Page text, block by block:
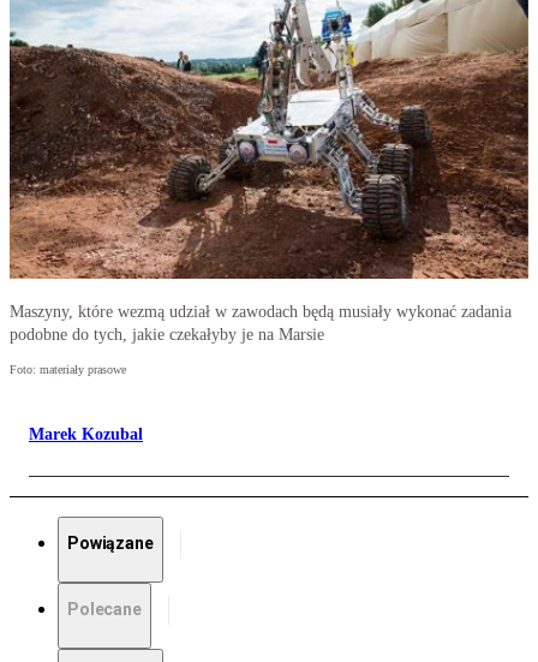
Maszyny, które wezmą udział w zawodach będą musiały wykonać zadania
podobne do tych, jakie czekałyby je na Marsie
Foto: materiały prasowe
Marek Kozubal
Powiązane
Polecane